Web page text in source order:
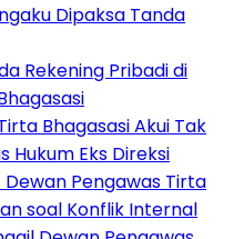
Dipaksa Tanda
Rekening Pribadi di
Bhagasasi Akui Tak
Hukum Eks Direksi
Dewan Pengawas Tirta
soal Konflik Internal